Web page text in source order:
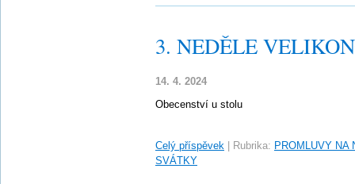
3. NEDĚLE
14. 4. 2024
Obecenství u stolu
Celý příspěvek Rubrika: PROMLUVY NA
SVÁTKY